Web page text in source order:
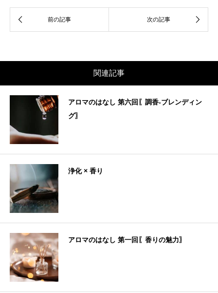
関連記事
アロマのはなし 第六回〖調香-ブレンディン
グ〗
浄化 × 香り
アロマのはなし 第一回〖香りの魅力〗